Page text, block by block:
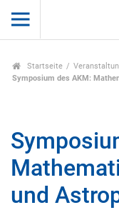
Startseite
Symposium des AKM:
und